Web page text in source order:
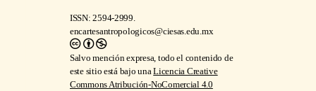
ISSN: 2594-2999.
encartesantropologicos@ciesas.edu.mx
Salvo mención expresa, todo el contenido de
este sitio está bajo unaLicencia Creative
Commons Atribución-NoComercial 4.0